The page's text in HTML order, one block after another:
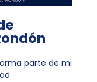
parte de mi